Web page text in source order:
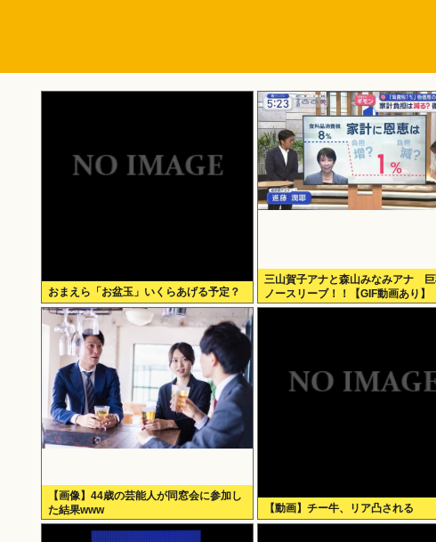
おまえら「お盆玉」いくらあげる予定？
三山賀子アナと森山みなみアナ 巨
ノースリーブ！！【GIF動画あり】
【画像】44歳の芸能人が同窓会に参加し
た結果www
【動画】チー牛、リア凸される